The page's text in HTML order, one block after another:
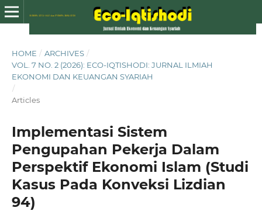
HOME / ARCHIVES /
VOL. 7 NO. 2 (2026): ECO-IQTISHODI: JURNAL ILMIAH
EKONOMI DAN KEUANGAN SYARIAH
/
Articles
Implementasi Sistem
Pengupahan Pekerja Dalam
Perspektif Ekonomi Islam (Studi
Kasus Pada Konveksi Lizdian
94)